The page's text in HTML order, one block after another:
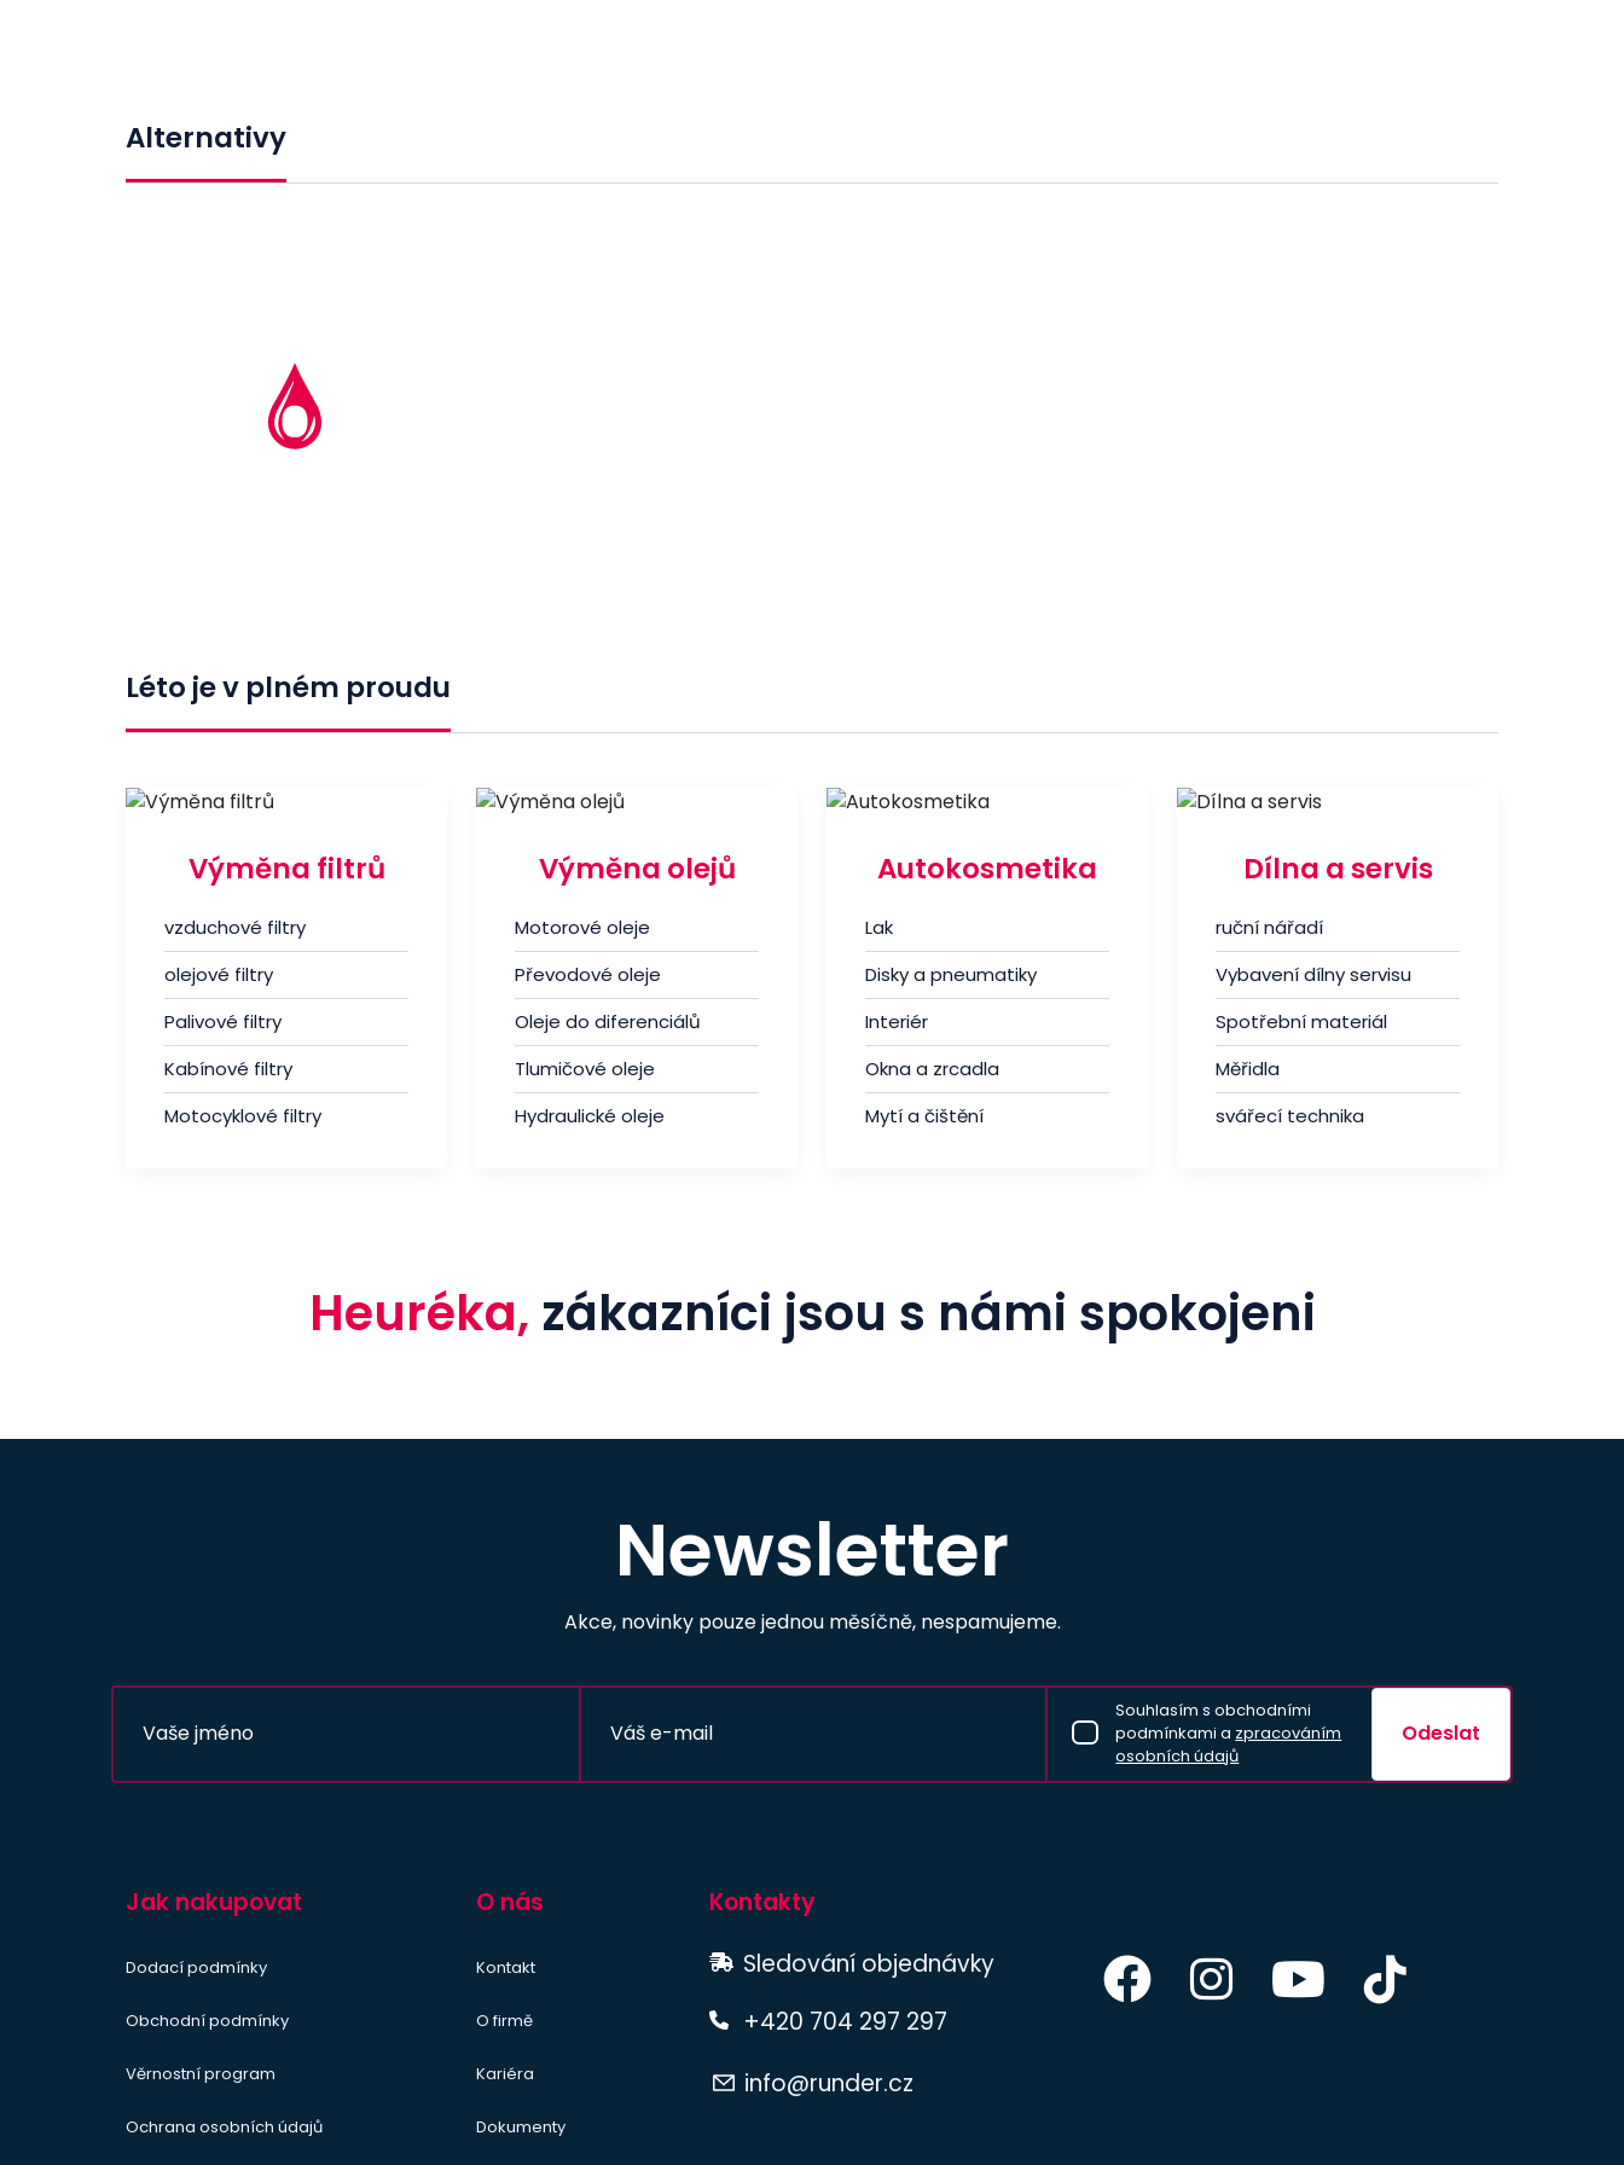
Alternativy
Léto je v plném proudu
Výměna filtrů
vzduchové filtry
olejové filtry
Palivové filtry
Kabínové filtry
Motocyklové filtry
Výměna olejů
Motorové oleje
Převodové oleje
Oleje do diferenciálů
Tlumičové oleje
Hydraulické oleje
Autokosmetika
Lak
Disky a pneumatiky
Interiér
Okna a zrcadla
Mytí a čištění
Dílna a servis
ruční nářadí
Vybavení dílny servisu
Spotřební materiál
Měřidla
svářecí technika
Heuréka, zákazníci jsou s námi spokojeni
Newsletter
Akce, novinky pouze jednou měsíčně, nespamujeme.
Souhlasím s obchodními
podmínkami a zpracováním
osobních údajů
Odeslat
Jak nakupovat
Dodací podmínky
Obchodní podmínky
Věrnostní program
Ochrana osobních údajů
O nás
Kontakt
O firmě
Kariéra
Dokumenty
Kontakty
Sledování objednávky
+420 704 297 297
info@runder.cz